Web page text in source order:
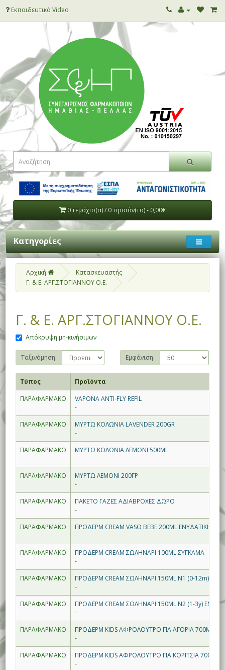
Εκπαιδευτικό Video
0 τεμάχιο(α) / 0 προϊόν(τα) - 0,00€
Κατηγορίες
Αρχική
Κατασκευαστής
Γ. & Ε. ΑΡΓ.ΣΤΟΓΙΑΝΝΟΥ Ο.Ε.
Γ. & Ε. ΑΡΓ.ΣΤΟΓΙΑΝΝΟΥ Ο.Ε.
Απόκρυψη μη-κινήσιμων
Ταξινόμηση: Εμφάνιση:
Τύπος
Προϊόντα
ΠΑΡΑΦΑΡΜΑΚΟ
VAPONA ANTI-FLY REFIL
-
ΠΑΡΑΦΑΡΜΑΚΟ
ΜΥΡΤΩ ΚΟΛΩΝΙΑ LAVENDER 200GR
-
ΠΑΡΑΦΑΡΜΑΚΟ
ΜΥΡΤΩ ΚΟΛΩΝΙΑ ΛΕΜΟΝΙ 500ML
-
ΠΑΡΑΦΑΡΜΑΚΟ
ΜΥΡΤΩ ΛΕΜΟΝΙ 200ΓΡ
-
ΠΑΡΑΦΑΡΜΑΚΟ
ΠΑΚΕΤΟ ΓΑΖΕΣ ΑΔΙΑΒΡΟΧΕΣ ΔΩΡΟ
-
ΠΑΡΑΦΑΡΜΑΚΟ
ΠΡΟΔΕΡΜ CREAM VASO BEBE 200ML ΕΝΥΔΑΤΙΚΗ
-
ΠΑΡΑΦΑΡΜΑΚΟ
ΠΡΟΔΕΡΜ CREAM ΣΩΛΗΝΑΡΙ 100ML ΣΥΓΚΑΜΑ
-
ΠΑΡΑΦΑΡΜΑΚΟ
ΠΡΟΔΕΡΜ CREAM ΣΩΛΗΝΑΡΙ 150ML N1 (0-12m)
-
ΠΑΡΑΦΑΡΜΑΚΟ
ΠΡΟΔΕΡΜ CREAM ΣΩΛΗΝΑΡΙ 150ML N2 (1-3y)
-
ΠΑΡΑΦΑΡΜΑΚΟ
ΠΡΟΔΕΡΜ KIDS ΑΦΡΟΛΟΥΤΡΟ ΓΙΑ ΑΓΟΡΙΑ 700ML -
-
ΠΑΡΑΦΑΡΜΑΚΟ
ΠΡΟΔΕΡΜ KIDS ΑΦΡΟΛΟΥΤΡΟ ΓΙΑ ΚΟΡΙΤΣΙΑ 700ML -
-